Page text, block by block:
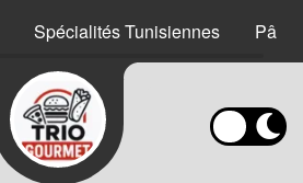
Spécialités Tunisiennes Pâtes